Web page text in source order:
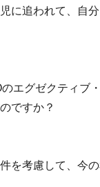
に追われて、自
エグゼクティブ
ですか？
を考慮して、今